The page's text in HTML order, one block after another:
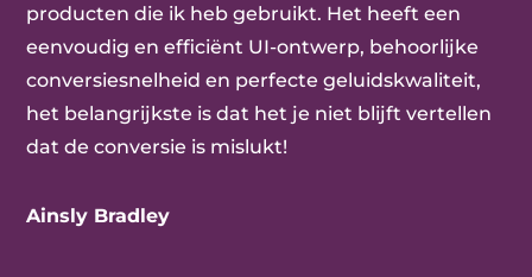
producten die ik heb gebruikt. Het heeft een
eenvoudig en efficiënt UI-ontwerp, behoorlijke
conversiesnelheid en perfecte geluidskwaliteit,
het belangrijkste is dat het je niet blijft vertellen
dat de conversie is mislukt!
Ainsly Bradley